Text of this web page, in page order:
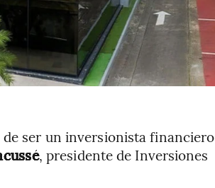
ser un inversionista financiero
, presidente de Inversiones